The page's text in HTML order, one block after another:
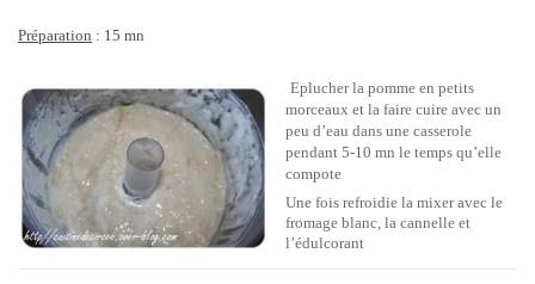
Préparation : 15 mn
Eplucher la pomme en petits
morceaux et la faire cuire avec un
peu d’eau dans une casserole
pendant 5-10 mn le temps qu’elle
compote
Une fois refroidie la mixer avec le
fromage blanc, la cannelle et
l’édulcorant